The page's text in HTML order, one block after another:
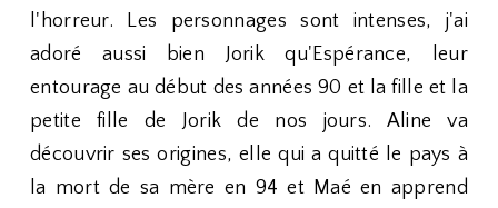
l'horreur. Les personnages sont intenses, j'ai
adoré aussi bien Jorik qu'Espérance, leur
entourage au début des années 90 et la fille et la
petite fille de Jorik de nos jours. Aline va
découvrir ses origines, elle qui a quitté le pays à
la mort de sa mère en 94 et Maé en apprend